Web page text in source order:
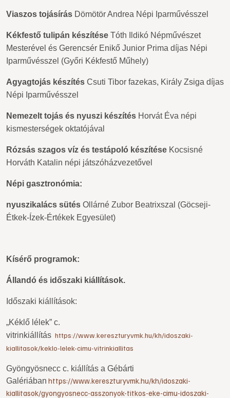
Viaszos tojásírás Dömötör Andrea Népi Iparművésszel
Kékfestő tulipán készítése Tóth Ildikó Népművészet
Mesterével és Gerencsér Enikő Junior Prima díjas Népi
Iparművésszel (Győri Kékfestő Műhely)
Agyagtojás készítés Csuti Tibor fazekas, Király Zsiga díjas
Népi Iparművésszel
Nemezelt tojás és nyuszi készítés Horvát Éva népi
kismesterségek oktatójával
Rózsás szagos víz és testápoló készítése Kocsisné
Horváth Katalin népi játszóházvezetővel
Népi gasztronómia:
nyuszikalács sütés Ollárné Zubor Beatrixszal (Göcseji-
Étkek-Ízek-Értékek Egyesület)
Kísérő programok:
Állandó és időszaki kiállítások.
Időszaki kiállítások:
„Kéklő lélek” c.
vitrinkiállítás https://www.kereszturyvmk.hu/kh/idoszaki-
kiallitasok/keklo-lelek-cimu-vitrinkiallitas
Gyöngyösnecc c. kiállítás a Gébárti
Galériában https://www.kereszturyvmk.hu/kh/idoszaki-
kiallitasok/gyongyosnecc-asszonyok-titkos-eke-cimu-idoszaki-